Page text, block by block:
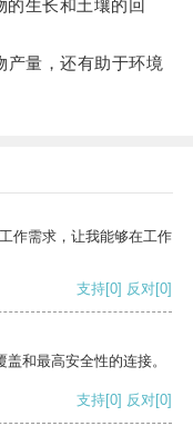
的生长和土壤的回
量，还有助于环境
作需求，让我能够在工作
支持[0] 反对[0]
和最高安全性的连接。
支持[0] 反对[0]